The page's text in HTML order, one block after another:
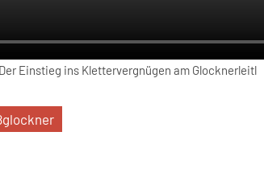
Der Einstieg ins Klettervergnügen am Glocknerleitl